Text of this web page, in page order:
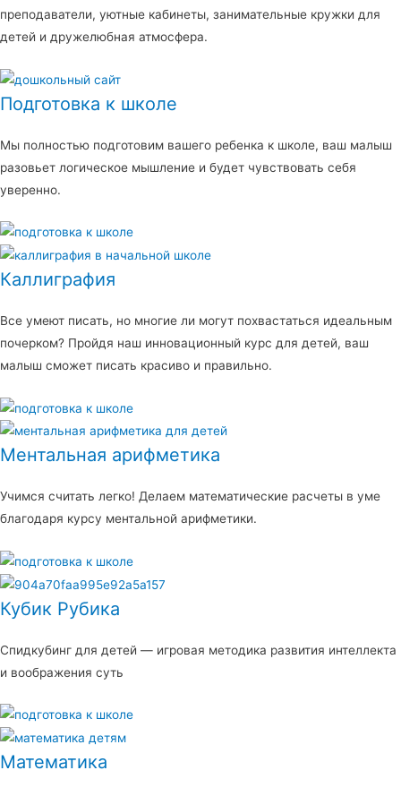
преподаватели, уютные кабинеты, занимательные кружки для
детей и дружелюбная атмосфера.
Подготовка к школе
Мы полностью подготовим вашего ребенка к школе, ваш малыш
разовьет логическое мышление и будет чувствовать себя
уверенно.
Каллиграфия
Все умеют писать, но многие ли могут похвастаться идеальным
почерком? Пройдя наш инновационный курс для детей, ваш
малыш сможет писать красиво и правильно.
Ментальная арифметика
Учимся считать легко! Делаем математические расчеты в уме
благодаря курсу ментальной арифметики.
Кубик Рубика
Спидкубинг для детей — игровая методика развития интеллекта
и воображения суть
Математика